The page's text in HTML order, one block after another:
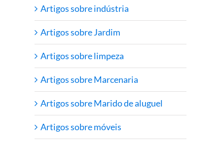
Artigos sobre indústria
Artigos sobre Jardim
Artigos sobre limpeza
Artigos sobre Marcenaria
Artigos sobre Marido de aluguel
Artigos sobre móveis